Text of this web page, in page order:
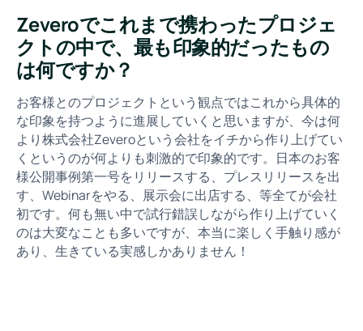
Zeveroでこれまで携わったプロジェ
クトの中で、最も印象的だったもの
は何ですか？
お客様とのプロジェクトという観点ではこれから具体的
な印象を持つように進展していくと思いますが、今は何
より株式会社Zeveroという会社をイチから作り上げてい
くというのが何よりも刺激的で印象的です。日本のお客
様公開事例第一号をリリースする、プレスリリースを出
す、Webinarをやる、展示会に出店する、等全てが会社
初です。何も無い中で試行錯誤しながら作り上げていく
のは大変なことも多いですが、本当に楽しく手触り感が
あり、生きている実感しかありません！